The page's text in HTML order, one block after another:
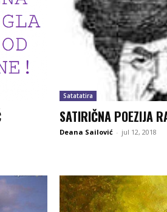
Satatatira
SATIRIČNA POEZIJA
Deana Sailović - jul 12, 2018